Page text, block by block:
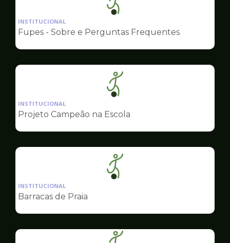
Ilustração
da
pagina
Esportes
INSTITUCIONAL
Fupes - Sobre e Perguntas Frequentes
Ilustração
da
pagina
Esportes
INSTITUCIONAL
Projeto Campeão na Escola
Ilustração
da
Esportes
INSTITUCIONAL
Barracas de Praia